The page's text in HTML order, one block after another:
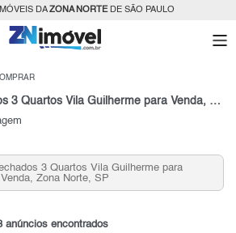
DAZONA NORTEDE SÃO PAULO
Condomínios Fechados 3 Quartos Vila Guilherme para Venda, Zona Norte, SP
Fechados 2 Quartos Vila Guilherme para
Venda, Zona Norte, SP
anúncios encontrados